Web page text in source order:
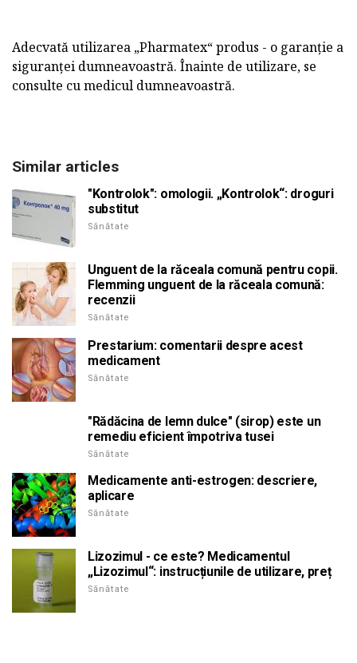
Adecvată utilizarea „Pharmatex“ produs - o garanție a
siguranței dumneavoastră. Înainte de utilizare, se
consulte cu medicul dumneavoastră.
Similar articles
"Kontrolok": omologii. „Kontrolok“: droguri
substitut
Sănătate
Unguent de la răceala comună pentru copii.
Flemming unguent de la răceala comună:
recenzii
Sănătate
Prestarium: comentarii despre acest
medicament
Sănătate
"Rădăcina de lemn dulce" (sirop) este un
remediu eficient împotriva tusei
Sănătate
Medicamente anti-estrogen: descriere,
aplicare
Sănătate
Lizozimul - ce este? Medicamentul
„Lizozimul“: instrucțiunile de utilizare, preț
Sănătate